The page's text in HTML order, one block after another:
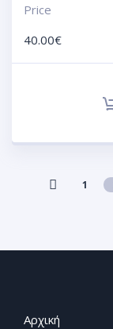
Price
40.00€
1
Αρχική